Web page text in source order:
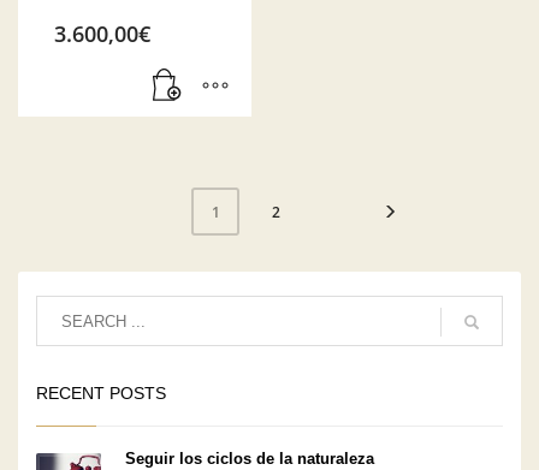
3.600,00€
1 2
RECENT POSTS
Seguir los ciclos de la naturaleza